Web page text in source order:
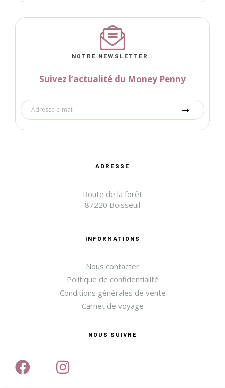
NOTRE NEWSLETTER :
Suivez l’actualité du Money Penny
ADRESSE
Route de la forêt
87220 Boisseuil
INFORMATIONS
Nous contacter
Politique de confidentialité
Conditions générales de vente
Carnet de voyage
NOUS SUIVRE